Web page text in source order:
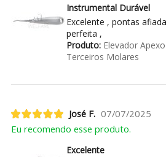
Instrumental Durável
Excelente , pontas
perfeita ,
Produto:Elevador
Terceiros Molares
José F. 07/07/2025
Eu recomendo esse produto.
Excelente